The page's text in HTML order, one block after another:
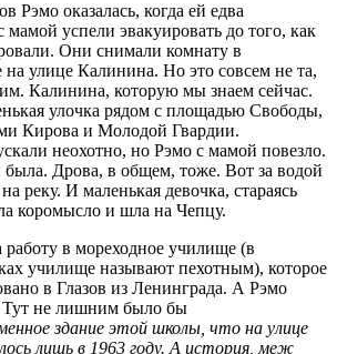
Рэмо оказалась, когда ей едва
успели эвакуировать до того, как
Они снимали комнату в
улице Калинина. Но это совсем не та,
Калинина, которую мы знаем сейчас.
улочка рядом с площадью Свободы,
Кирова и Молодой Гвардии.
неохотно, но Рэмо с мамой повезло.
Дрова, в общем, тоже. Вот за водой
реку. И маленькая девочка, стараясь
коромысло и шла на Чепцу.
в мореходное училище (в
училище называют пехотным), которое
в Глазов из Ленинграда. А Рэмо
не лишним было бы
здание этой школы, что на улице
лишь в 1963 году. А история, меж